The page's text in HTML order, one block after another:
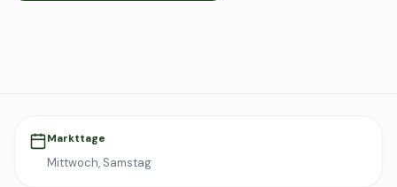
Markttage
Mittwoch, Samstag